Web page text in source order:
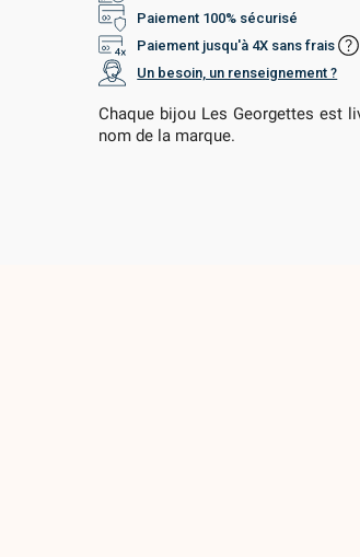
Paiement 100% sécurisé
Paiement jusqu'à 4X sans frais
Un besoin, un renseignement ?
Chaque bijou Les Georgettes est
nom de la marque.